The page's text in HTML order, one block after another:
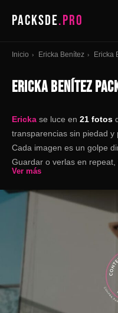
PACKSDE.PRO
Inicio › Ericka Benítez › Ericka
ERICKA BENÍTEZ
Ericka se luce en 21 fotos
transparencias sin piedad y
Cada imagen es un golpe
Guardar o verlas en repeat,
Ver más